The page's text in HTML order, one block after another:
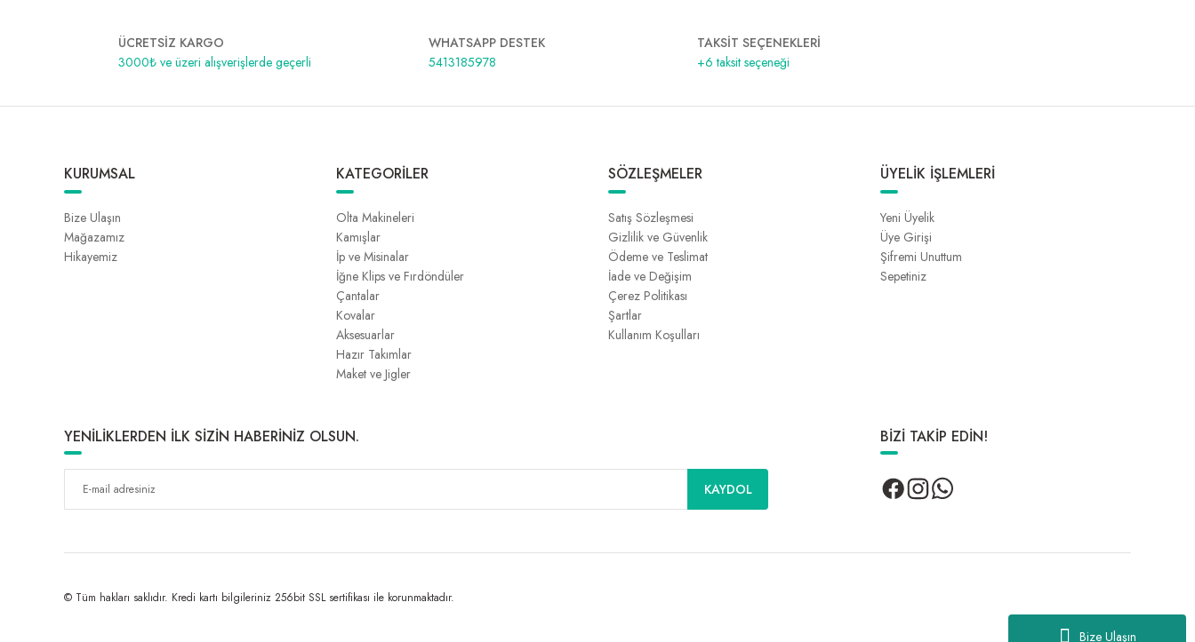
Bize Ulaşın
ÜCRETSİZ KARGO
3000₺ ve üzeri alışverişlerde geçerli
WHATSAPP DESTEK
5413185978
TAKSİT SEÇENEKLERİ
+6 taksit seçeneği
KURUMSAL
Bize Ulaşın
Mağazamız
Hikayemiz
KATEGORİLER
Olta Makineleri
Kamışlar
İp ve Misinalar
İğne Klips ve Fırdöndüler
Çantalar
Kovalar
Aksesuarlar
Hazır Takımlar
Maket ve Jigler
SÖZLEŞMELER
Satış Sözleşmesi
Gizlilik ve Güvenlik
Ödeme ve Teslimat
İade ve Değişim
Çerez Politikası
Şartlar
Kullanım Koşulları
ÜYELİK İŞLEMLERİ
Yeni Üyelik
Üye Girişi
Şifremi Unuttum
Sepetiniz
YENİLİKLERDEN İLK SİZİN HABERİNİZ OLSUN.
KAYDOL
BİZİ TAKİP EDİN!
© Tüm hakları saklıdır. Kredi kartı bilgileriniz 256bit SSL sertifikası ile korunmaktadır.